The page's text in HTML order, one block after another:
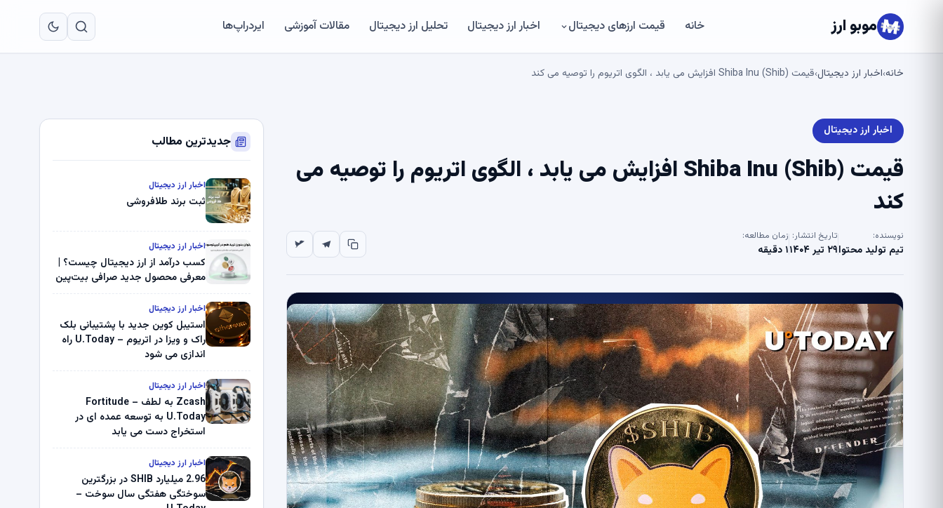
موبو ارز خانه قیمت ارزهای دیجیتال اخبار ارز دیجیتال تحلیل ارز دیجیتال مقالات آموزشی ایردراپ‌ها
خانه›اخبار ارز دیجیتال›قیمت Shiba Inu (Shib) افزایش می یابد ، الگوی اتریوم را توصیه می کند
اخبار ارز دیجیتال
قیمت Shiba Inu (Shib) افزایش می یابد ، الگوی اتریوم را توصیه می
کند
نویسنده:
تیم تولید محتوا
تاریخ انتشار:
۲۹ تیر ۱۴۰۴
زمان مطالعه:
۱ دقیقه
جدیدترین مطالب
اخبار ارز دیجیتال
ثبت برند طلافروشی
اخبار ارز دیجیتال
کسب درآمد از ارز دیجیتال چیست؟ |
معرفی محصول جدید صرافی بیت‌پین
اخبار ارز دیجیتال
استیبل کوین جدید با پشتیبانی بلک
راک و ویزا در اتریوم – U.Today راه
اندازی می شود
اخبار ارز دیجیتال
Zcash به لطف Fortitude –
U.Today به توسعه عمده ای در
استخراج دست می یابد
اخبار ارز دیجیتال
2.96 میلیارد SHIB در بزرگترین
سوختگی هفتگی سال سوخت –